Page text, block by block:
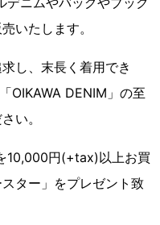
いたします。
し、末長く着用でき
OIKAWA DENIM」の至
い。
10,000円(+tax)以上お買
ター」をプレゼント致